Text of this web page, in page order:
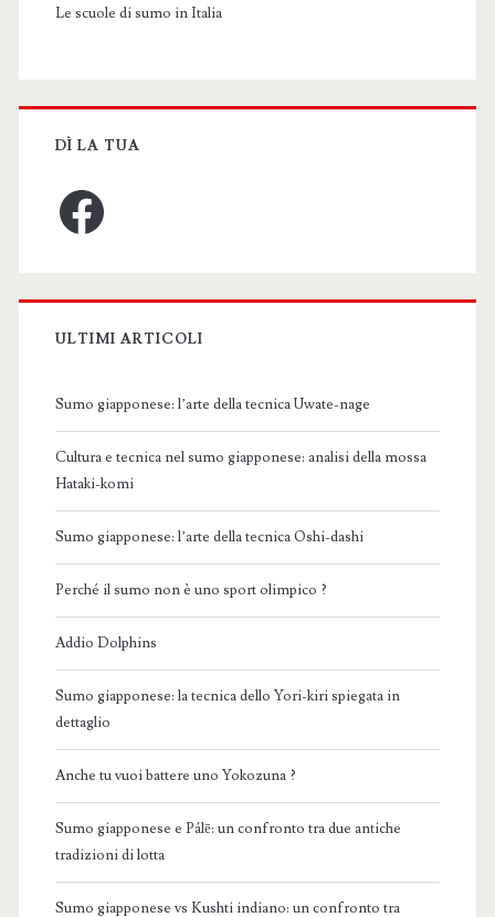
Le scuole di sumo in Italia
DÌ LA TUA
Facebook
ULTIMI ARTICOLI
Sumo giapponese: l’arte della tecnica Uwate-nage
Cultura e tecnica nel sumo giapponese: analisi della mossa
Hataki-komi
Sumo giapponese: l’arte della tecnica Oshi-dashi
Perché il sumo non è uno sport olimpico ?
Addio Dolphins
Sumo giapponese: la tecnica dello Yori-kiri spiegata in
dettaglio
Anche tu vuoi battere uno Yokozuna ?
Sumo giapponese e Pálē: un confronto tra due antiche
tradizioni di lotta
Sumo giapponese vs Kushti indiano: un confronto tra